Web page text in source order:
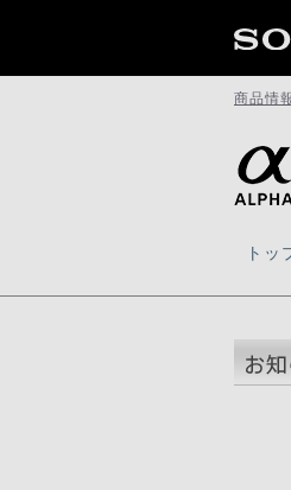
商品情
トッ